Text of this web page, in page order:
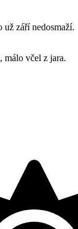
už září nedosmaží.
málo včel z jara.